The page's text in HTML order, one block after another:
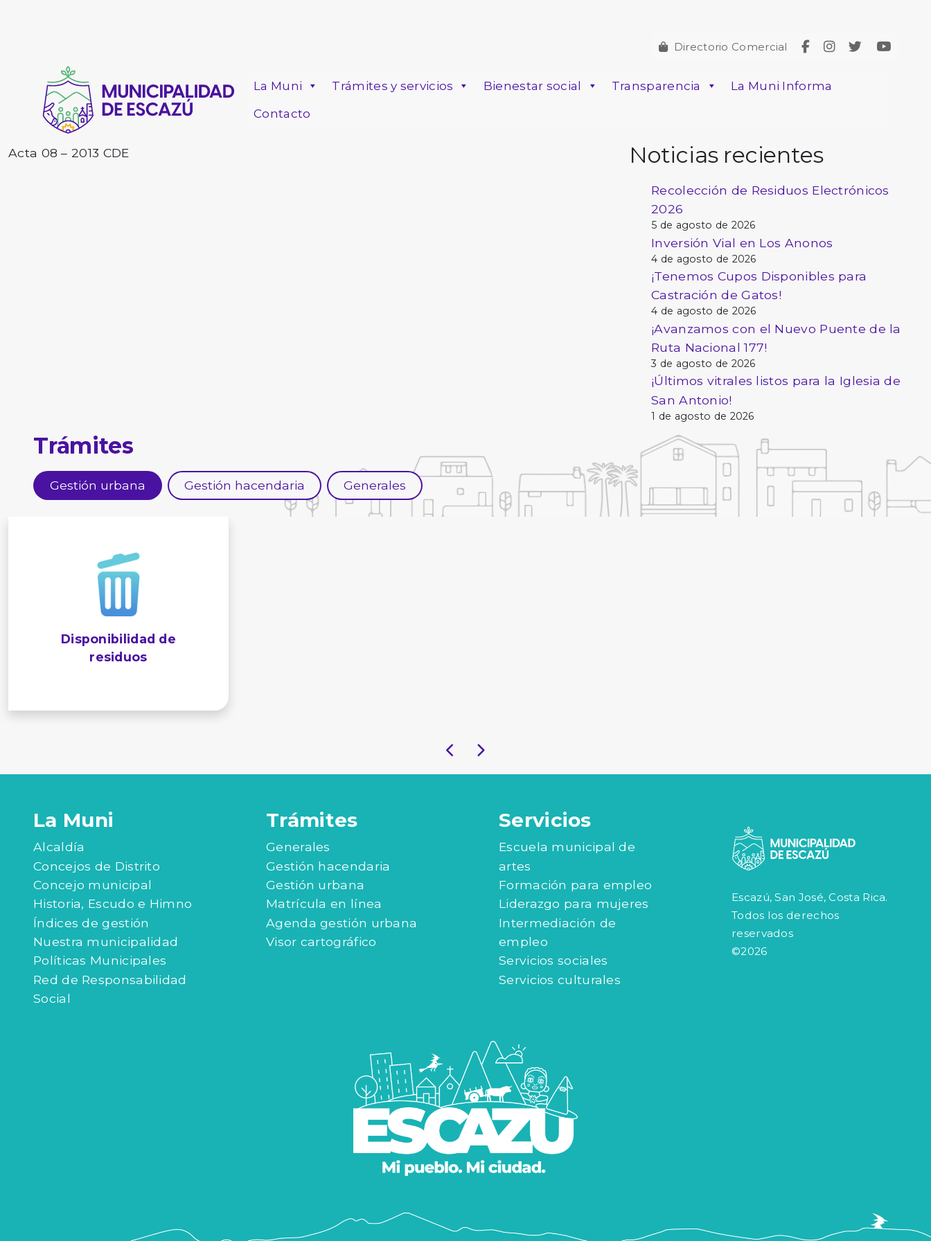
Directorio Comercial
La Muni Trámites y servicios Bienestar social Transparencia
La Muni Informa
Contacto
Acta 08 – 2013 CDE Noticias recientes
Recolección de Residuos Electrónicos
2026
5 de agosto de 2026
Inversión Vial en Los Anonos
4 de agosto de 2026
¡Tenemos Cupos Disponibles para
Castración de Gatos!
4 de agosto de 2026
¡Avanzamos con el Nuevo Puente de la
Ruta Nacional 177!
3 de agosto de 2026
¡Últimos vitrales listos para la Iglesia de
San Antonio!
1 de agosto de 2026
Trámites
Gestión urbana Gestión hacendaria Generales
Disponibilidad de
residuos
La Muni
Alcaldía
Concejos de Distrito
Concejo municipal
Historia, Escudo e Himno
Índices de gestión
Nuestra municipalidad
Políticas Municipales
Red de Responsabilidad
Social
Trámites
Generales
Gestión hacendaria
Gestión urbana
Matrícula en línea
Agenda gestión urbana
Visor cartográfico
Servicios
Escuela municipal de
artes
Formación para empleo
Liderazgo para mujeres
Intermediación de
empleo
Servicios sociales
Servicios culturales
Escazú, San José, Costa Rica.
Todos los derechos
reservados
©2026